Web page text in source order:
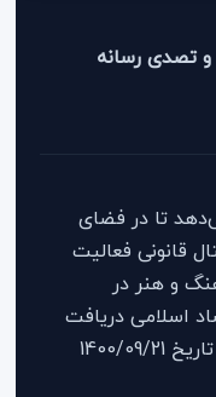
و تصدی رسانه
تا در فضای
قانونی فعالیت
و هنر در
اسلامی دریافت
شده و با شماره پرونده 12565 در تاریخ 1400/09/21